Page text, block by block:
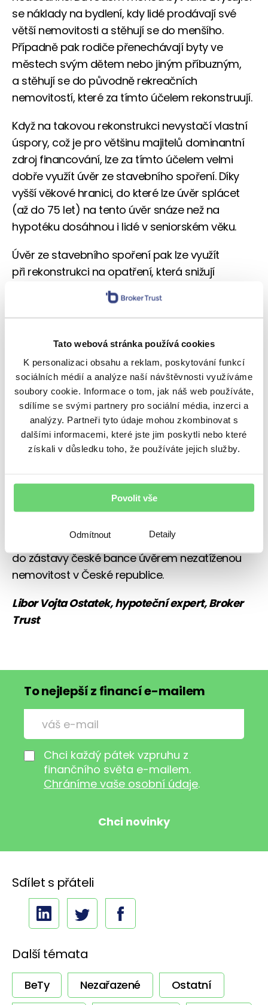
Detaily
Tato webová stránka používá cookies
K personalizaci obsahu a reklam, poskytování funkcí
sociálních médií a analýze naší návštěvnosti využíváme
soubory cookie. Informace o tom, jak náš web používáte,
sdílíme se svými partnery pro sociální média, inzerci a
analýzy. Partneři tyto údaje mohou zkombinovat s
dalšími informacemi, které jste jim poskytli nebo které
získali v důsledku toho, že používáte jejich služby.
Povolit vše
Odmítnout
se náklady na bydlení, kdy lidé prodávají své
větší nemovitosti a stěhují se do menšího.
Případně pak rodiče přenechávají byty ve
městech svým dětem nebo jiným příbuzným,
a stěhují se do původně rekreačních
nemovitostí, které za tímto účelem rekonstruují.
Když na takovou rekonstrukci nevystačí vlastní
úspory, což je pro většinu majitelů dominantní
zdroj financování, lze za tímto účelem velmi
dobře využít úvěr ze stavebního spoření. Díky
vyšší věkové hranici, do které lze úvěr splácet
(až do 75 let) na tento úvěr snáze než na
hypotéku dosáhnou i lidé v seniorském věku.
Úvěr ze stavebního spoření pak lze využít
při rekonstrukci na opatření, která snižují
náklady za energie, a to včetně pořízení
fotovoltaických panelů či podobných zařízení.
Komu je Česká republika malá a pokukuje
po nákupu rekreační nemovitosti v zahraničí,
narazí při financování často na komplikace.
Tuzemské banky totiž budou mít problém s tím,
aby si vzaly do zástavy zahraniční nemovitost,
protože nefunguje přenositelnost zástavního
budou zdráhat přidělit úvěr cizinci, který u nich
nemá platební historii.
často volí variantu, kdy pro získání úvěru dávají
do zástavy české bance úvěrem nezatíženou
nemovitost v České republice.
Libor Vojta Ostatek, hypoteční expert, Broker
Trust
To nejlepší z financí e-mailem
Chci každý pátek vzpruhu z
finančního světa e-mailem.
Chráníme vaše osobní údaje.
Sdílet s přáteli
Další témata
BeTy Nezařazené Ostatní